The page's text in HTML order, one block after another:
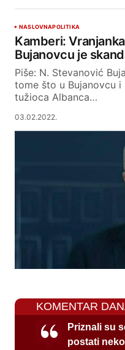
NASLOVNAPOLITIKA
Kamberi:
Bujanovcu je
Piše: N. Stevanović
tome što u Bujanovcu i
tužioca Albanca…
03.02.2022.
KOMENTAR
Priznali su
postati